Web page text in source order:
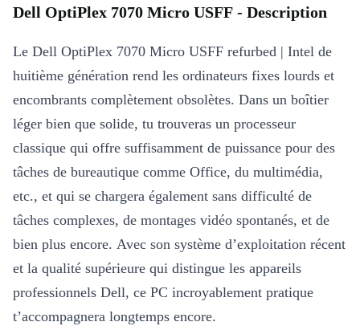
Dell OptiPlex 7070 Micro USFF - Description
Le Dell OptiPlex 7070 Micro USFF refurbed | Intel de
huitième génération rend les ordinateurs fixes lourds et
encombrants complètement obsolètes. Dans un boîtier
léger bien que solide, tu trouveras un processeur
classique qui offre suffisamment de puissance pour des
tâches de bureautique comme Office, du multimédia,
etc., et qui se chargera également sans difficulté de
tâches complexes, de montages vidéo spontanés, et de
bien plus encore. Avec son système d’exploitation récent
et la qualité supérieure qui distingue les appareils
professionnels Dell, ce PC incroyablement pratique
t’accompagnera longtemps encore.